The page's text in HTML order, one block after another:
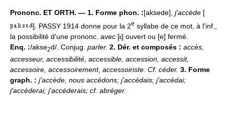
Prononc. ET ORTH. — 1. Forme phon. :[aksede], j'accède [
]. PASSY 1914 donne pour la 2e syllabe de ce mot, à l'inf.,
la possibilité d'une prononc. avec [ ] ouvert ou [e] fermé.
Enq. :/akse2d/. Conjug. parler. 2. Dér. et composés : accès,
accesseur, accessibilité, accessible, accession, accessit,
accessoire, accessoirement, accessoiriste. Cf. céder. 3. Forme
graph. : j'accède, nous accédons; j'accédais; j'accédai;
j'accéderai; j'accéderais; cf. abréger.